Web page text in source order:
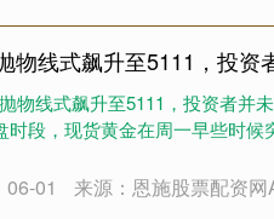
物线式飙升至5111，投资
抛物线式飙升至5111，投资者
时段，现货黄金在周一早些时候
06-01 来源：恩施股票配资
1.42% 沪深300